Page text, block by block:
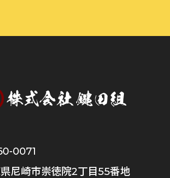
0071
尼崎市崇徳院2丁目55番地